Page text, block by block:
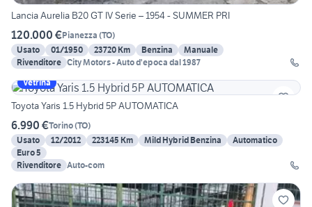
Lancia Aurelia B20 GT IV Serie – 1954 - SUMMER PRI
120.000 €Pianezza (TO)
Usato
01/1950 23720 Km Benzina
Manuale
Rivenditore City Motors - Auto d'epoca dal 1987
Vetrina
Toyota Yaris 1.5 Hybrid 5P AUTOMATICA
6.990 €Torino(TO)
Usato
12/2012 223145 Km Mild Hybrid Benzina
Automatico
Euro 5
Rivenditore Auto-com